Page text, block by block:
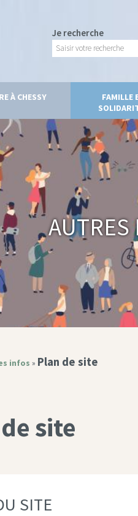
Je recherche
À CHESSY
FAMILLE
infos » Plan de site
site
SITE